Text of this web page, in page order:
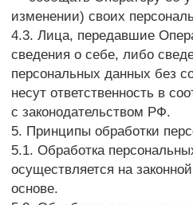
данных будет являться
поручителем.
7.5. Обработка персональных данных
для осуществления прав и законных
оператора или третьих лиц либо для
общественно значимых целей при
этом не нарушаются права и свободы
персональных данных.
7.6. Осуществляется обработка
данных, доступ неограниченного круга
предоставлен субъектом персональных
либо по его просьбе (далее —
персональные данные).
7.7. Осуществляется обработка